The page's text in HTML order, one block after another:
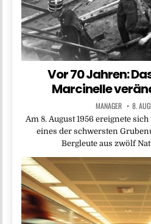
Vor 70 Jahren:
Marcinelle
MANAGER 8.
Am 8. August 1956 ereignete
eines der schwersten
Bergleute aus zwölf